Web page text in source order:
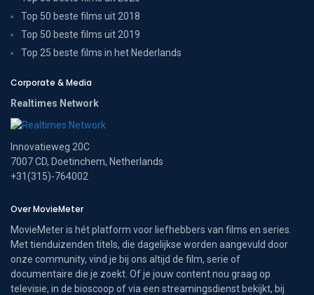
Top 50 beste films uit 2018
Top 50 beste films uit 2019
Top 25 beste films in het Nederlands
Corporate & Media
Realtimes Network
Innovatieweg 20C
7007 CD, Doetinchem, Netherlands
+31(315)-764002
Over MovieMeter
MovieMeter is hét platform voor liefhebbers van films en series.
Met tienduizenden titels, die dagelijkse worden aangevuld door
onze community, vind je bij ons altijd de film, serie of
documentaire die je zoekt. Of je jouw content nou graag op
televisie, in de bioscoop of via een streamingsdienst bekijkt, bij